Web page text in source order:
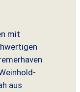
mit
aus